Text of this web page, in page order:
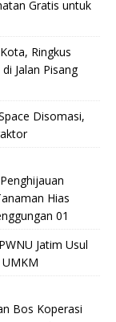
Gratis untuk
Ringkus
Jalan Pisang
Disomasi,
Hias
01
Jatim Usul
Bos Koperasi